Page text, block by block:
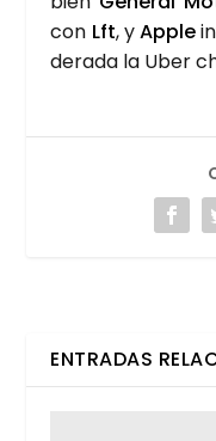
con Lft, yApple
de­ra­da la Uber
ENTRADAS